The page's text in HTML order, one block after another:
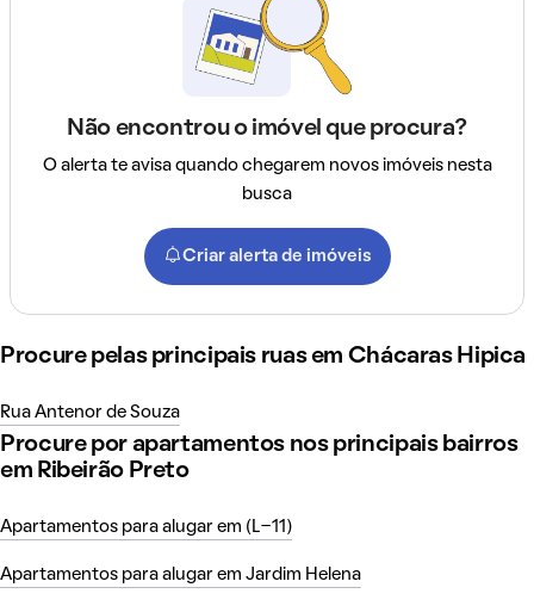
Não encontrou o imóvel que procura?
O alerta te avisa quando chegarem novos imóveis nesta
busca
Criar alerta de imóveis
Procure pelas principais ruas em Chácaras Hipica
Rua Antenor de Souza
Procure por apartamentos nos principais bairros
em Ribeirão Preto
Apartamentos para alugar em (L-11)
Apartamentos para alugar em Jardim Helena